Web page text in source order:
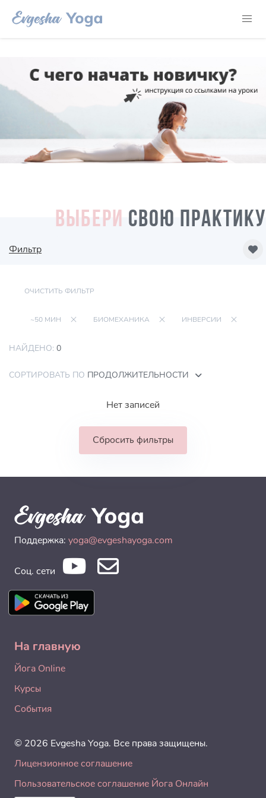
ВЫБЕРИ СВОЮ ПРАКТИКУ
Фильтр
ОЧИСТИТЬ ФИЛЬТР
~50 МИН БИОМЕХАНИКА ИНВЕРСИИ
НАЙДЕНО: 0
СОРТИРОВАТЬ ПО ПРОДОЛЖИТЕЛЬНОСТИ
Нет записей
Сбросить фильтры
Поддержка: yoga@evgeshayoga.com
Соц. сети
На главную
Йога Online
Курсы
События
© 2026 Evgesha Yoga. Все права защищены.
Лицензионное соглашение
Пользовательское соглашение Йога Онлайн